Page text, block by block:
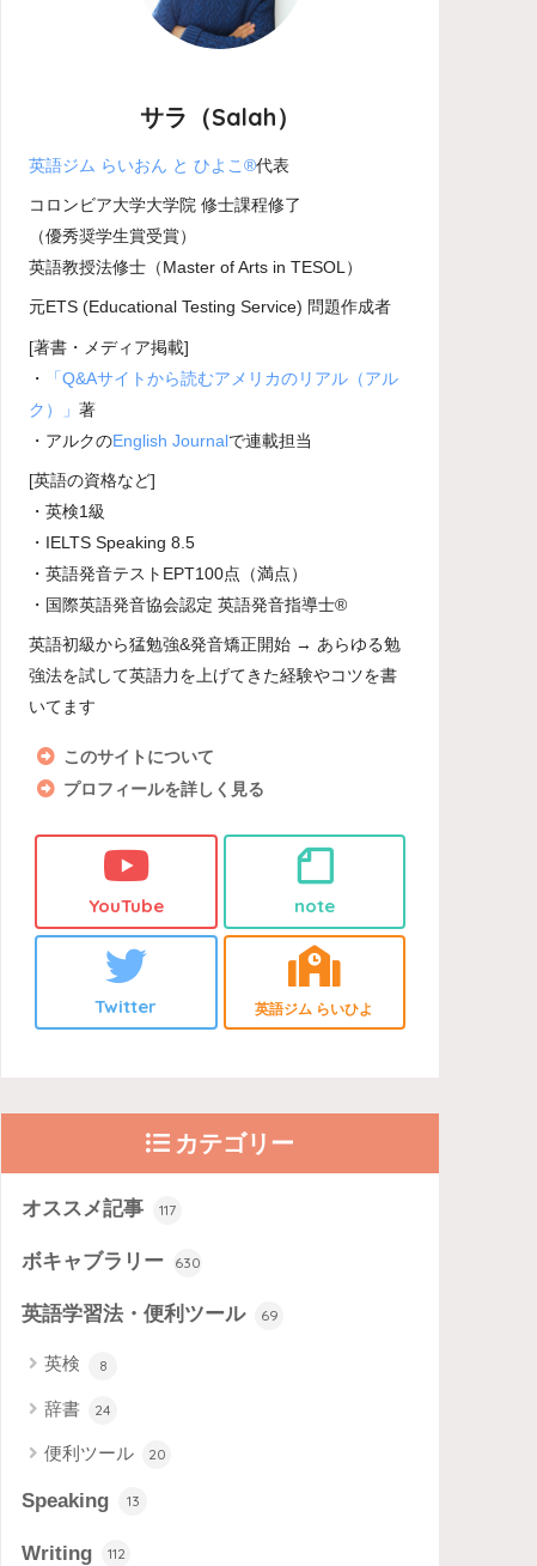
サラ（Salah）
英語ジム らいおん と ひよこ®代表
コロンビア大学大学院 修士課程修了
（優秀奨学生賞受賞）
英語教授法修士（Master of Arts in TESOL）
元ETS (Educational Testing Service) 問題作成者
[著書・メディア掲載]
・
「Q&Aサイトから読むアメリカのリアル（アル
ク）」著
・アルクのEnglish Journalで連載担当
[英語の資格など]
・英検1級
・IELTS Speaking 8.5
・英語発音テストEPT100点（満点）
・国際英語発音協会認定 英語発音指導士®
英語初級から猛勉強&発音矯正開始 → あらゆる勉
強法を試して英語力を上げてきた経験やコツを書
いてます
このサイトについて
プロフィールを詳しく見る
YouTube note
Twitter 英語ジム らいひよ
カテゴリー
オススメ記事 117
ボキャブラリー 630
英語学習法・便利ツール 69
英検 8
辞書 24
便利ツール 20
Speaking 13
Writing 112